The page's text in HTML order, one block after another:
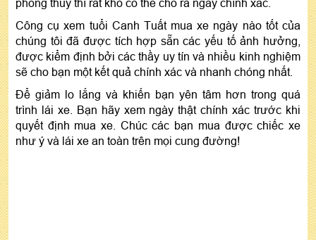
phong thủy thì rất khó có thể cho ra ngày chính xác.
Công cụ xem tuổi Canh Tuất mua xe ngày nào tốt của
chúng tôi đã được tích hợp sẵn các yếu tố ảnh hưởng,
được kiểm định bởi các thầy uy tín và nhiều kinh nghiệm
sẽ cho bạn một kết quả chính xác và nhanh chóng nhất.
Để giảm lo lắng và khiến bạn yên tâm hơn trong quá
trình lái xe. Bạn hãy xem ngày thật chính xác trước khi
quyết định mua xe. Chúc các bạn mua được chiếc xe
như ý và lái xe an toàn trên mọi cung đường!